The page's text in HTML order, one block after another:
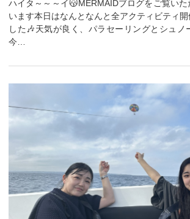
ハイタ～～～イ😽MERMAIDブログをご覧い
います本日はなんとなんと全アクティビティ
した🎶天気が良く、パラセーリングとシュノ
今…